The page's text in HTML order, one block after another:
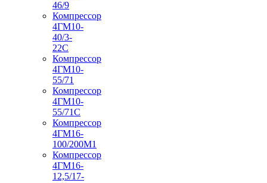
46/9
Компрессор
4ГМ10-
40/3-
22С
Компрессор
4ГМ10-
55/71
Компрессор
4ГМ10-
55/71С
Компрессор
4ГМ16-
100/200М1
Компрессор
4ГМ16-
12,5/17-